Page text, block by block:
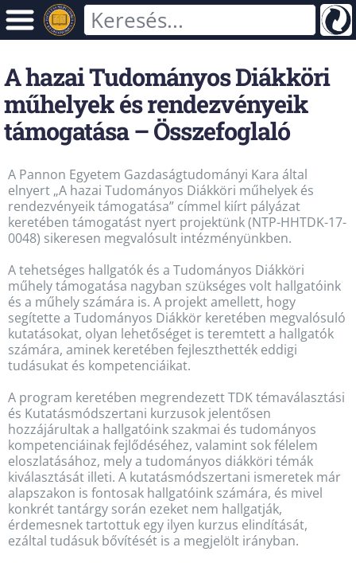
A hazai Tudományos Diákköri
műhelyek és rendezvényeik
támogatása – Összefoglaló
A Pannon Egyetem Gazdaságtudományi Kara által
elnyert „A hazai Tudományos Diákköri műhelyek és
rendezvényeik támogatása” címmel kiírt pályázat
keretében támogatást nyert projektünk (NTP-HHTDK-17-
0048) sikeresen megvalósult intézményünkben.
A tehetséges hallgatók és a Tudományos Diákköri
műhely támogatása nagyban szükséges volt hallgatóink
és a műhely számára is. A projekt amellett, hogy
segítette a Tudományos Diákkör keretében megvalósuló
kutatásokat, olyan lehetőséget is teremtett a hallgatók
számára, aminek keretében fejleszthették eddigi
tudásukat és kompetenciáikat.
A program keretében megrendezett TDK témaválasztási
és Kutatásmódszertani kurzusok jelentősen
hozzájárultak a hallgatóink szakmai és tudományos
kompetenciáinak fejlődéséhez, valamint sok félelem
eloszlatásához, mely a tudományos diákköri témák
kiválasztását illeti. A kutatásmódszertani ismeretek már
alapszakon is fontosak hallgatóink számára, és mivel
konkrét tantárgy során ezeket nem hallgatják,
érdemesnek tartottuk egy ilyen kurzus elindítását,
ezáltal tudásuk bővítését is a megjelölt irányban.